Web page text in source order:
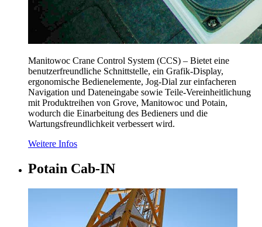
Manitowoc Crane Control System (CCS) – Bietet eine
benutzerfreundliche Schnittstelle, ein Grafik-Display,
ergonomische Bedienelemente, Jog-Dial zur einfacheren
Navigation und Dateneingabe sowie Teile-Vereinheitlichung
mit Produktreihen von Grove, Manitowoc und Potain,
wodurch die Einarbeitung des Bedieners und die
Wartungsfreundlichkeit verbessert wird.
Weitere Infos
Potain Cab-IN